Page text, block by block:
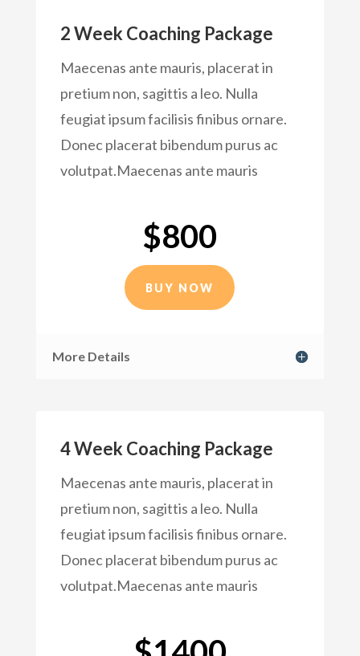
2 Week Coaching Package
Maecenas ante mauris, placerat in
pretium non, sagittis a leo. Nulla
feugiat ipsum facilisis finibus ornare.
Donec placerat bibendum purus ac
volutpat.Maecenas ante mauris
$800
BUY NOW
More Details
4 Week Coaching Package
Maecenas ante mauris, placerat in
pretium non, sagittis a leo. Nulla
feugiat ipsum facilisis finibus ornare.
Donec placerat bibendum purus ac
volutpat.Maecenas ante mauris